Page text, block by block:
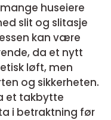
huseiere
slit og slitasje
kan være
da et nytt
løft, men
og sikkerheten.
et takbytte
i betraktning før